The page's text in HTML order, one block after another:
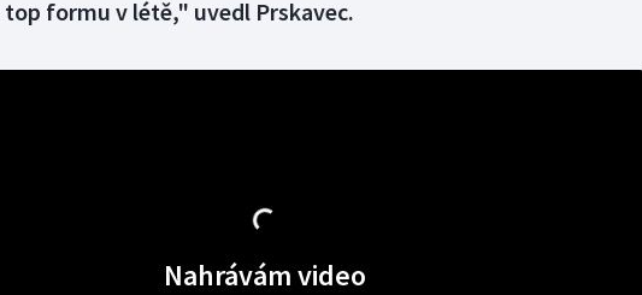
formu v létě," uvedl Prskavec.
Nahrávám video